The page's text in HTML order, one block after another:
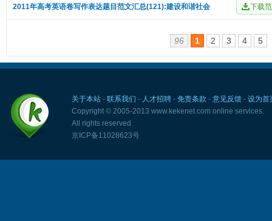
2011年高考英语卷写作表达题目范文汇总(121):建设和谐社会
96 1 2 3 4 5
关于本站- 联系我们 - 人才招聘- 免责条款 - 意见反馈- 设为首
Copyright © 2005-2013 www.kekenet.com online services.
All rights reserved.
京ICP备11028623号